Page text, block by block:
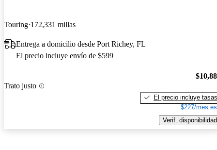
Touring 172,331 millas
Entrega a domicilio desde Port Richey, FL
El precio incluye envío de $599
Trato justo
El precio incluye tasas
$227/mes
Verif. disponibilidad